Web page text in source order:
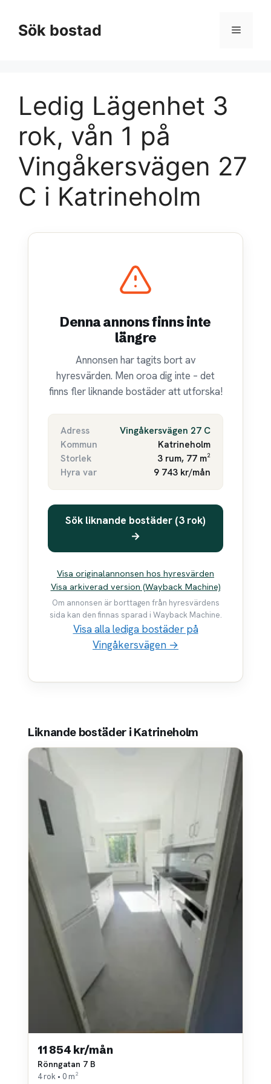
innehållSök bostad Meny
Ledig Lägenhet 3
rok, vån 1 på
Vingåkersvägen 27
C i Katrineholm
Denna annons finns inte
längre
Annonsen har tagits bort av
hyresvärden. Men oroa dig inte – det
finns fler liknande bostäder att utforska!
Adress
Vingåkersvägen 27 C
Kommun
Katrineholm
Storlek
3 rum, 77 m²
Hyra var
9 743 kr/mån
Sök liknande bostäder (3 rok)
→
Visa originalannonsen hos hyresvärden
Visa arkiverad version (Wayback Machine)
Om annonsen är borttagen från hyresvärdens
sida kan den finnas sparad i Wayback Machine.
Visa alla lediga bostäder på
Vingåkersvägen →
Liknande bostäder i Katrineholm
11 854 kr/mån
Rönngatan 7 B
4 rok • 0 m²